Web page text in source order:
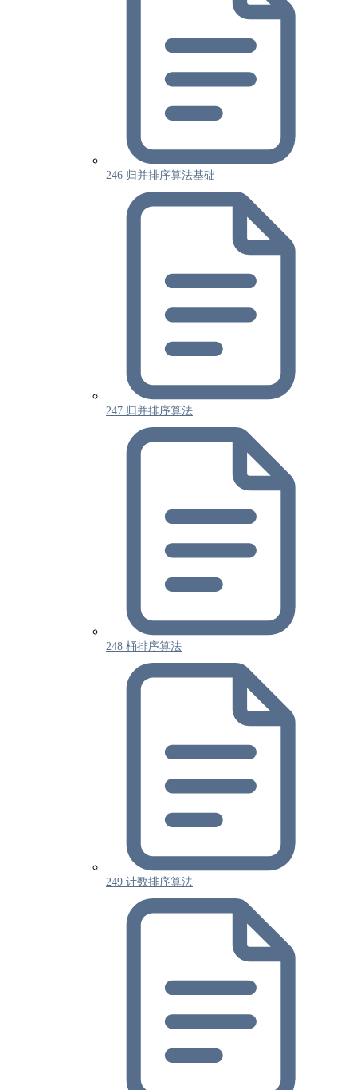
246 归并排序算法基础
247 归并排序算法
248 桶排序算法
249 计数排序算法